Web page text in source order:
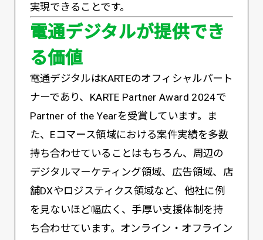
実現できることです。
電通デジタルが提供でき
る価値
電通デジタルはKARTEのオフィシャルパート
ナーであり、KARTE Partner Award 2024で
Partner of the Yearを受賞しています。ま
た、Eコマース領域における案件実績を多数
持ち合わせていることはもちろん、周辺の
デジタルマーケティング領域、広告領域、店
舗DXやロジスティクス領域など、他社に例
を見ないほど幅広く、手厚い支援体制を持
ち合わせています。オンライン・オフライン